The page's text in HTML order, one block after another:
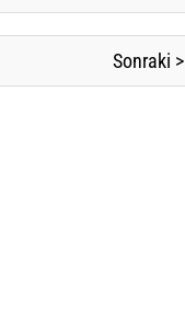
Sonraki >